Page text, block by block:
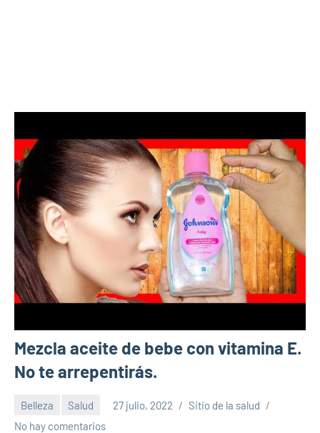
Mezcla aceite de bebe con vitamina E.
No te arrepentirás.
Belleza Salud 27 julio, 2022
Sitio de la salud
No hay comentarios